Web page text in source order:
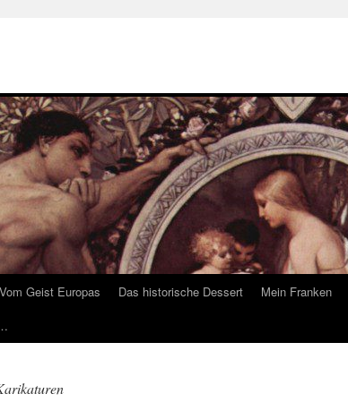
Vom Geist Europas Das historische Dessert Mein Franken